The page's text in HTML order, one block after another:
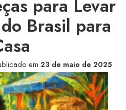
para Levar
Brasil para
em 23 de maio de 2025